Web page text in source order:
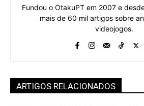
Fundou o OtakuPT em 2007 e
mais de 60 mil artigos sobre
videojogos.
ARTIGOS RELACIONADOS